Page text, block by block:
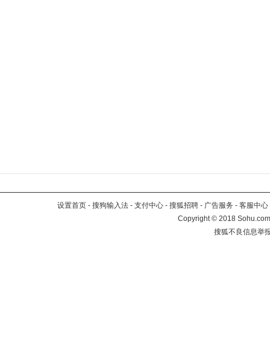
设置首页 - 搜狗输入法 - 支付中心 - 搜狐招聘 - 广告服务 - 客服中心
Copyright©2018
搜狐不良信息举